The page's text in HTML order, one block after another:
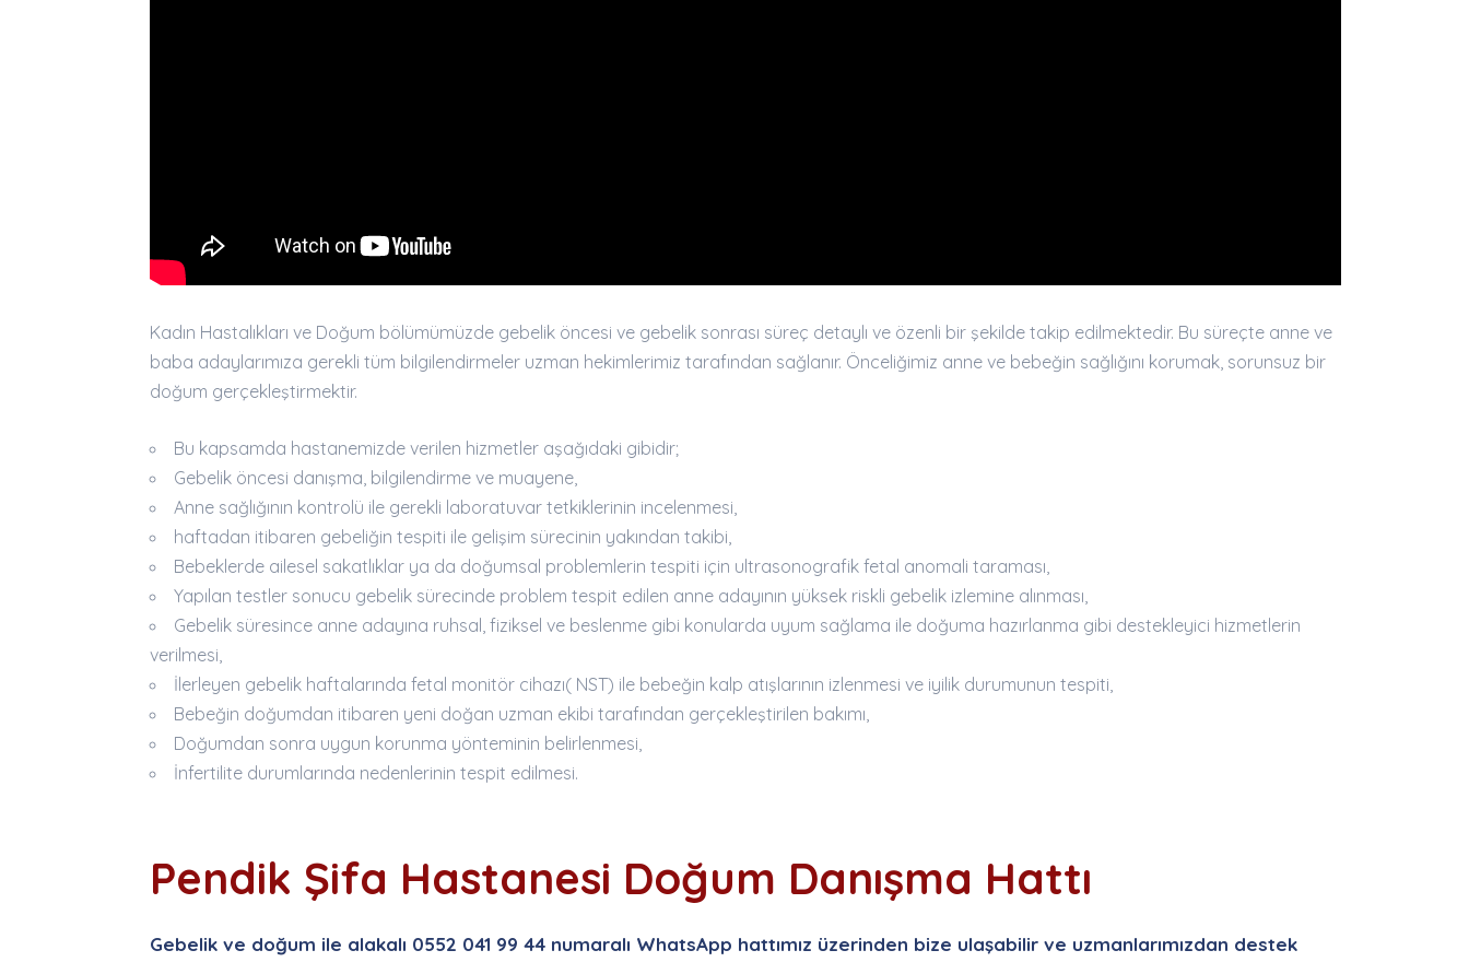
Kadın Hastalıkları ve Doğum bölümümüzde gebelik öncesi ve gebelik sonrası süreç detaylı ve özenli bir şekilde takip edilmektedir. Bu süreçte anne ve
baba adaylarımıza gerekli tüm bilgilendirmeler uzman hekimlerimiz tarafından sağlanır. Önceliğimiz anne ve bebeğin sağlığını korumak, sorunsuz bir
doğum gerçekleştirmektir.
Bu kapsamda hastanemizde verilen hizmetler aşağıdaki gibidir;
Gebelik öncesi danışma, bilgilendirme ve muayene,
Anne sağlığının kontrolü ile gerekli laboratuvar tetkiklerinin incelenmesi,
haftadan itibaren gebeliğin tespiti ile gelişim sürecinin yakından takibi,
Bebeklerde ailesel sakatlıklar ya da doğumsal problemlerin tespiti için ultrasonografik fetal anomali taraması,
Yapılan testler sonucu gebelik sürecinde problem tespit edilen anne adayının yüksek riskli gebelik izlemine alınması,
Gebelik süresince anne adayına ruhsal, fiziksel ve beslenme gibi konularda uyum sağlama ile doğuma hazırlanma gibi destekleyici hizmetlerin
verilmesi,
İlerleyen gebelik haftalarında fetal monitör cihazı( NST) ile bebeğin kalp atışlarının izlenmesi ve iyilik durumunun tespiti,
Bebeğin doğumdan itibaren yeni doğan uzman ekibi tarafından gerçekleştirilen bakımı,
Doğumdan sonra uygun korunma yönteminin belirlenmesi,
İnfertilite durumlarında nedenlerinin tespit edilmesi.
Pendik Şifa Hastanesi Doğum Danışma Hattı
Gebelik ve doğum ile alakalı 0552 041 99 44 numaralı WhatsApp hattımız üzerinden bize ulaşabilir ve uzmanlarımızdan destek